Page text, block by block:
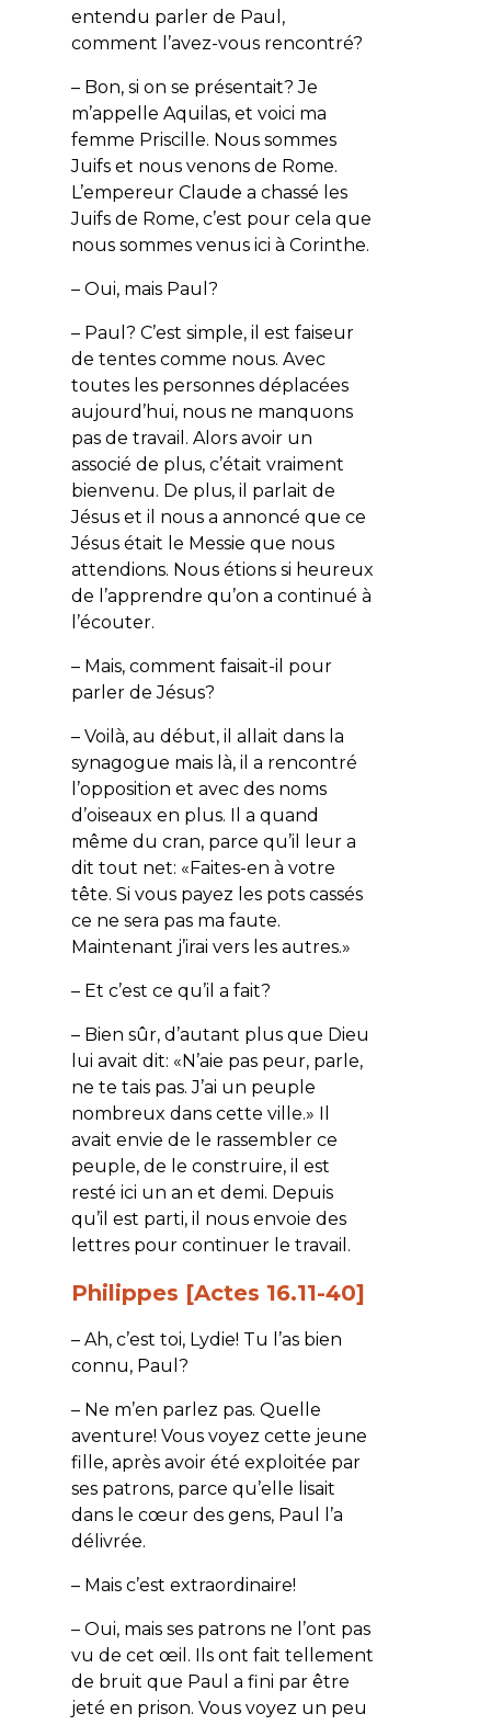
entendu parler de Paul,
comment l’avez-vous rencontré?
– Bon, si on se présentait? Je
m’appelle Aquilas, et voici ma
femme Priscille. Nous sommes
Juifs et nous venons de Rome.
L’empereur Claude a chassé les
Juifs de Rome, c’est pour cela que
nous sommes venus ici à Corinthe.
– Oui, mais Paul?
– Paul? C’est simple, il est faiseur
de tentes comme nous. Avec
toutes les personnes déplacées
aujourd’hui, nous ne manquons
pas de travail. Alors avoir un
associé de plus, c’était vraiment
bienvenu. De plus, il parlait de
Jésus et il nous a annoncé que ce
Jésus était le Messie que nous
attendions. Nous étions si heureux
de l’apprendre qu’on a continué à
l’écouter.
– Mais, comment faisait-il pour
parler de Jésus?
– Voilà, au début, il allait dans la
synagogue mais là, il a rencontré
l’opposition et avec des noms
d’oiseaux en plus. Il a quand
même du cran, parce qu’il leur a
dit tout net: «Faites-en à votre
tête. Si vous payez les pots cassés
ce ne sera pas ma faute.
Maintenant j’irai vers les autres.»
– Et c’est ce qu’il a fait?
– Bien sûr, d’autant plus que Dieu
lui avait dit: «N’aie pas peur, parle,
ne te tais pas. J’ai un peuple
nombreux dans cette ville.» Il
avait envie de le rassembler ce
peuple, de le construire, il est
resté ici un an et demi. Depuis
qu’il est parti, il nous envoie des
lettres pour continuer le travail.
Philippes [Actes 16.11-40]
– Ah, c’est toi, Lydie! Tu l’as bien
connu, Paul?
– Ne m’en parlez pas. Quelle
aventure! Vous voyez cette jeune
fille, après avoir été exploitée par
ses patrons, parce qu’elle lisait
dans le cœur des gens, Paul l’a
délivrée.
– Mais c’est extraordinaire!
– Oui, mais ses patrons ne l’ont pas
vu de cet œil. Ils ont fait tellement
de bruit que Paul a fini par être
jeté en prison. Vous voyez un peu